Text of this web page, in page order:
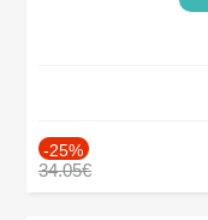
-25%
34.05€